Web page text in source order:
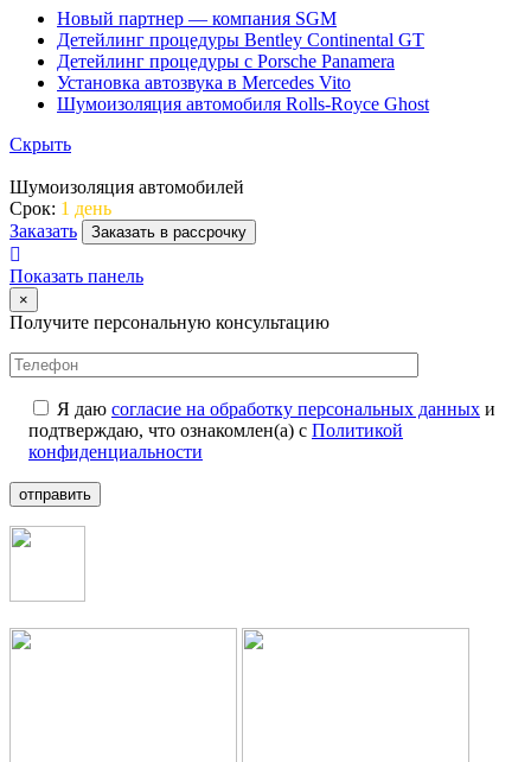
Новый партнер — компания SGM
Детейлинг процедуры Bentley Continental GT
Детейлинг процедуры с Porsche Panamera
Установка автозвука в Mercedes Vito
Шумоизоляция автомобиля Rolls-Royce Ghost
Скрыть
Шумоизоляция автомобилей
Срок: 1 день
Заказать
Заказать в рассрочку
Показать панель
×
Получите персональную консультацию
Я даю согласие на обработку персональных данных и
подтверждаю, что ознакомлен(а) с Политикой
конфиденциальности
отправить